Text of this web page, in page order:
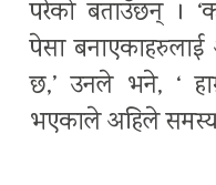
परेको बताउँछन् ।
पेसा
छ,’ उनले भने, ‘
भएकाले अहिले